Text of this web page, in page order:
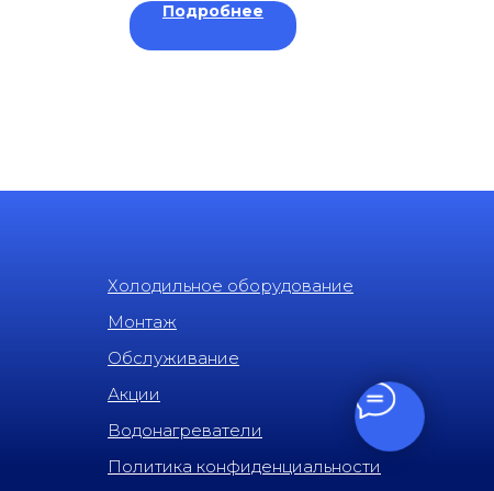
Подробнее
Холодильное оборудование
Монтаж
Обслуживание
Акции
Водонагреватели
Политика конфиденциальности